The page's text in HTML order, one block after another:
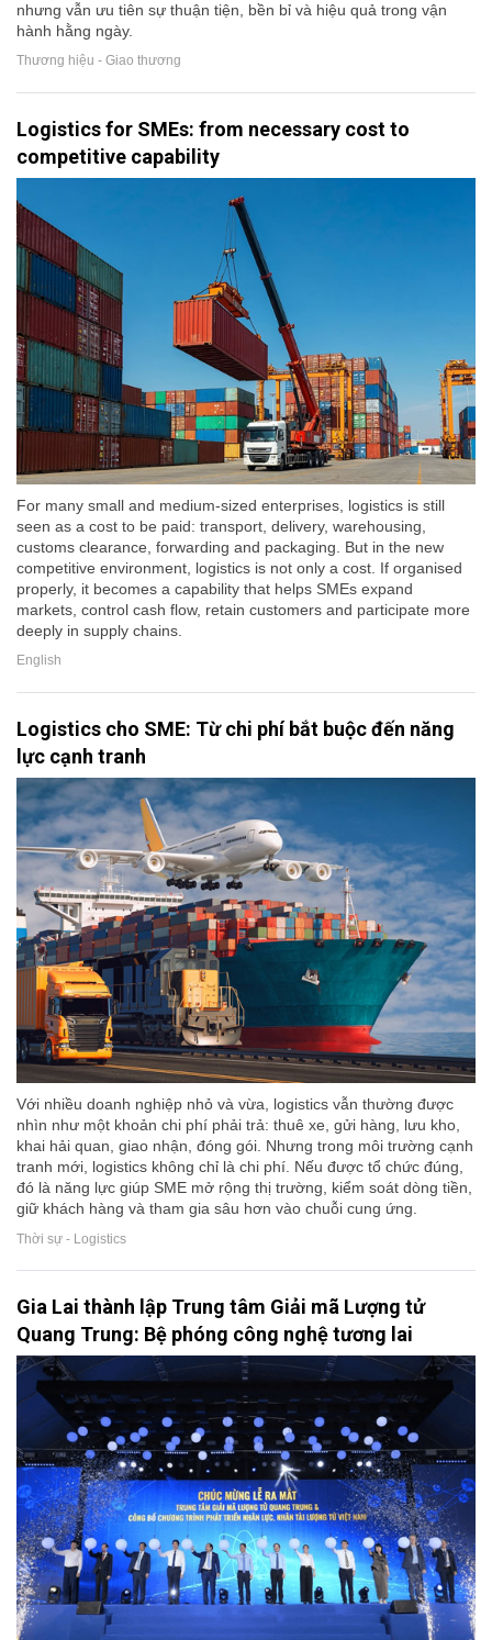
nhưng vẫn ưu tiên sự thuận tiện, bền bỉ và hiệu quả trong vận
hành hằng ngày.
Thương hiệu - Giao thương
Logistics for SMEs: from necessary cost to
competitive capability
For many small and medium-sized enterprises, logistics is still
seen as a cost to be paid: transport, delivery, warehousing,
customs clearance, forwarding and packaging. But in the new
competitive environment, logistics is not only a cost. If organised
properly, it becomes a capability that helps SMEs expand
markets, control cash flow, retain customers and participate more
deeply in supply chains.
English
Logistics cho SME: Từ chi phí bắt buộc đến năng
lực cạnh tranh
Với nhiều doanh nghiệp nhỏ và vừa, logistics vẫn thường được
nhìn như một khoản chi phí phải trả: thuê xe, gửi hàng, lưu kho,
khai hải quan, giao nhận, đóng gói. Nhưng trong môi trường cạnh
tranh mới, logistics không chỉ là chi phí. Nếu được tổ chức đúng,
đó là năng lực giúp SME mở rộng thị trường, kiểm soát dòng tiền,
giữ khách hàng và tham gia sâu hơn vào chuỗi cung ứng.
Thời sự - Logistics
Gia Lai thành lập Trung tâm Giải mã Lượng tử
Quang Trung: Bệ phóng công nghệ tương lai